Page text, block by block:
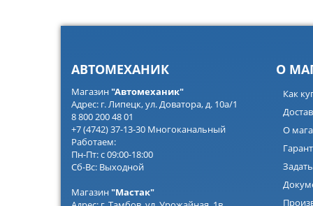
АВТОМЕХАНИК
Магазин"Автомеханик"
Адрес: г. Липецк, ул. Доватора, д. 10а/1
8 800 200 48 01
+7 (4742) 37-13-30 Многоканальный
Работаем:
Пн-Пт: с 09:00-18:00
Сб-Вс: Выходной
Магазин "Мастак"
О
Как
О